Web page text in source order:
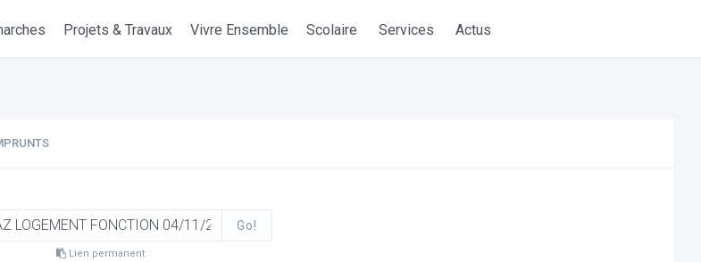
Projets & Travaux Vivre Ensemble Scolaire Services Actus
Go!
Lien permanent